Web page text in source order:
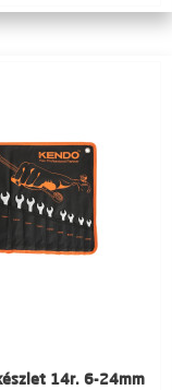
14r. 6-24mm